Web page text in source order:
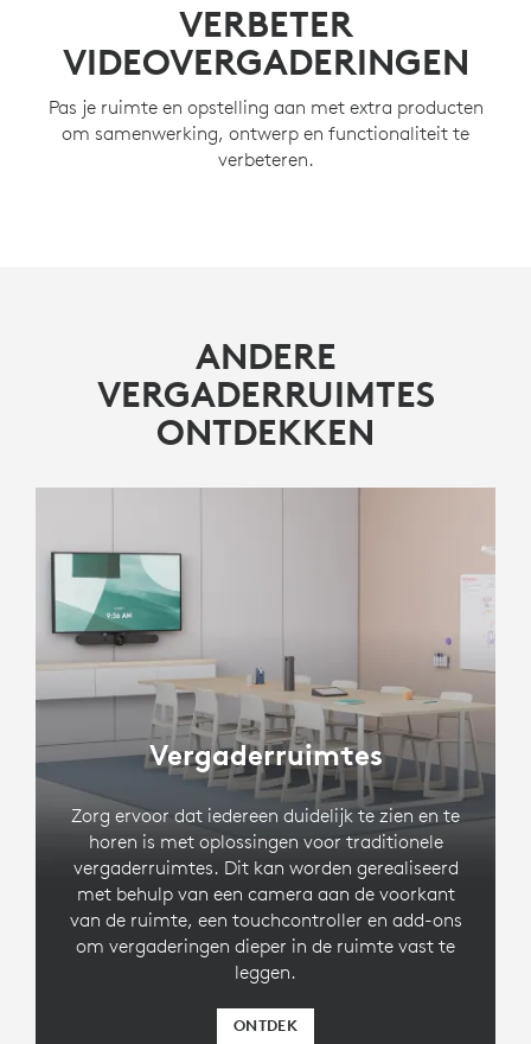
VERBETER
VIDEOVERGADERINGEN
Pas je ruimte en opstelling aan met extra producten
om samenwerking, ontwerp en functionaliteit te
verbeteren.
ANDERE
VERGADERRUIMTES
ONTDEKKEN
Vergaderruimtes
Zorg ervoor dat iedereen duidelijk te zien en te
horen is met oplossingen voor traditionele
vergaderruimtes. Dit kan worden gerealiseerd
met behulp van een camera aan de voorkant
van de ruimte, een touchcontroller en add-ons
om vergaderingen dieper in de ruimte vast te
leggen.
ONTDEK